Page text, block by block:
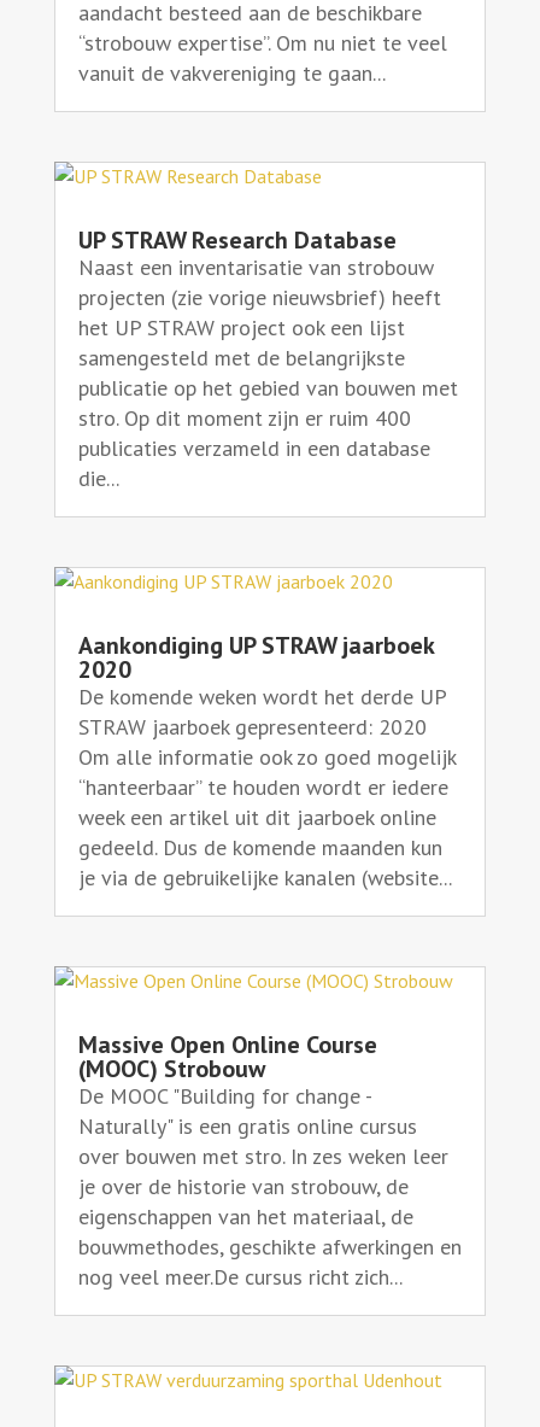
aandacht besteed aan de beschikbare
“strobouw expertise”. Om nu niet te veel
vanuit de vakvereniging te gaan...
UP STRAW Research Database
Naast een inventarisatie van strobouw
projecten (zie vorige nieuwsbrief) heeft
het UP STRAW project ook een lijst
samengesteld met de belangrijkste
publicatie op het gebied van bouwen met
stro. Op dit moment zijn er ruim 400
publicaties verzameld in een database
die...
Aankondiging UP STRAW jaarboek
2020
De komende weken wordt het derde UP
STRAW jaarboek gepresenteerd: 2020
Om alle informatie ook zo goed mogelijk
“hanteerbaar” te houden wordt er iedere
week een artikel uit dit jaarboek online
gedeeld. Dus de komende maanden kun
je via de gebruikelijke kanalen (website...
Massive Open Online Course
(MOOC) Strobouw
De MOOC "Building for change -
Naturally" is een gratis online cursus
over bouwen met stro. In zes weken leer
je over de historie van strobouw, de
eigenschappen van het materiaal, de
bouwmethodes, geschikte afwerkingen en
nog veel meer.De cursus richt zich...